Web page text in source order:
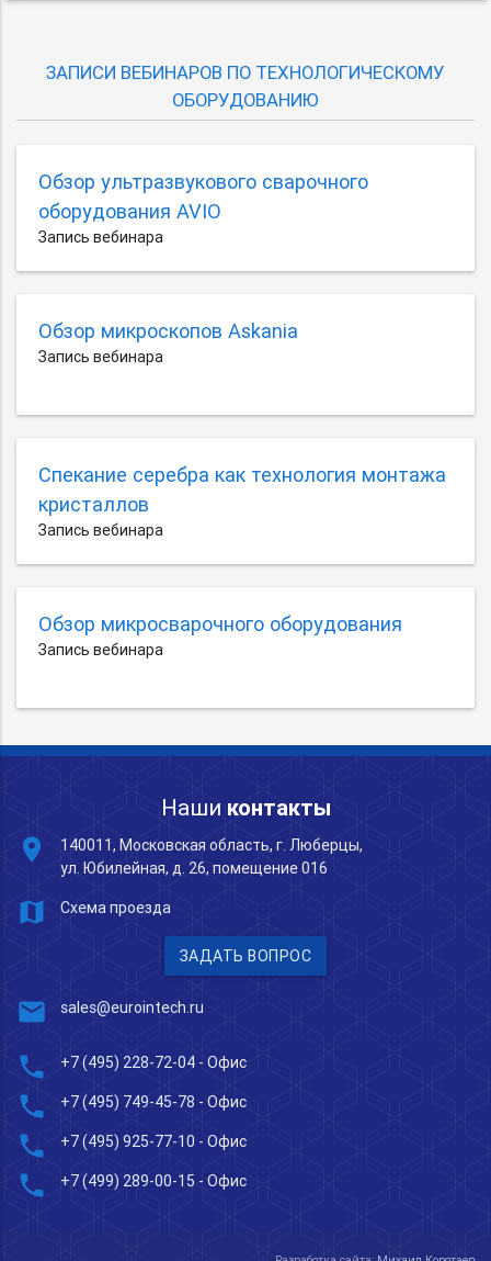
ЗАПИСИ ВЕБИНАРОВ ПО ТЕХНОЛОГИЧЕСКОМУ
ОБОРУДОВАНИЮ
Обзор ультразвукового сварочного
оборудования AVIO
Запись вебинара
Обзор микроскопов Askania
Запись вебинара
Спекание серебра как технология монтажа
кристаллов
Запись вебинара
Обзор микросварочного оборудования
Запись вебинара
Наши контакты
place
140011, Московская область, г. Люберцы,
ул. Юбилейная, д. 26, помещение 016
map Схема проезда
ЗАДАТЬ ВОПРОС
mail sales@eurointech.ru
phone +7 (495) 228-72-04 - Офис
phone +7 (495) 749-45-78 - Офис
phone +7 (495) 925-77-10 - Офис
phone +7 (499) 289-00-15 - Офис